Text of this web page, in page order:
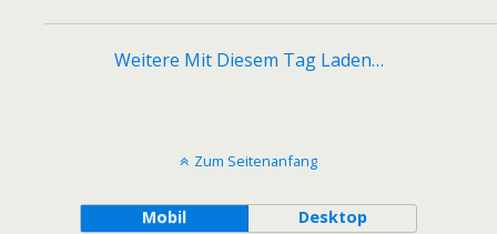
Weitere Mit Diesem Tag Laden…
Zum Seitenanfang
Mobil Desktop